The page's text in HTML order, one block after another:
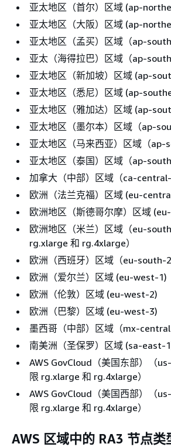
亚太地区（首尔）区域 (ap-
亚太地区（大阪）区域 (ap-
亚太地区（孟买）区域（ap-
亚太（海得拉巴）区域（ap-
亚太地区（新加坡）区域 (ap-
亚太地区（悉尼）区域 (ap-
亚太地区（雅加达）区域 (ap-
亚太地区（墨尔本）区域（ap-
亚太地区（马来西亚）区域（ap-
亚太地区（泰国）区域（ap-
加拿大（中部）区域（ca-central-
欧洲（法兰克福）区域 (eu-
欧洲地区（斯德哥尔摩）区域
欧洲地区（米兰）区域（eu-
rg.xlarge 和 rg.4xlarge）
欧洲（西班牙）区域（eu-south-2
欧洲（爱尔兰）区域 (eu-west-1)
欧洲（伦敦）区域 (eu-west-2)
欧洲（巴黎）区域 (eu-west-3)
墨西哥（中部）区域（mx-central-
南美洲（圣保罗）区域 (sa-east-
AWS GovCloud（美国东部）（
限 rg.xlarge 和 rg.4xlarge）
AWS GovCloud（美国西部）（
限 rg.xlarge 和 rg.4xlarge）
AWS 区域中的 RA3 节点类